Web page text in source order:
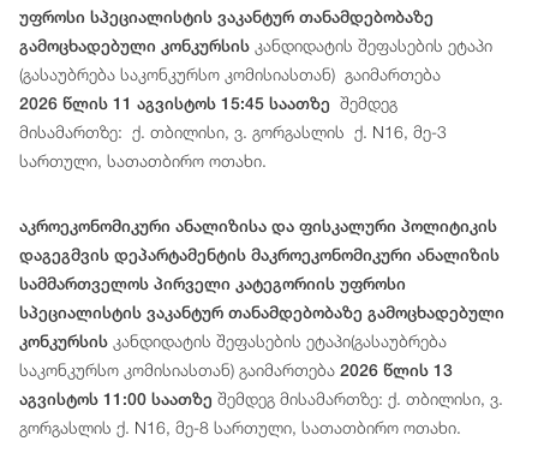
უფროსი სპეციალისტის ვაკანტურ თანამდებობაზე
გამოცხადებული კონკურსის კანდიდატის შეფასების ეტაპი
(გასაუბრება საკონკურსო კომისიასთან) გაიმართება
2026 წლის 11 აგვისტოს 15:45 საათზე შემდეგ
მისამართზე: ქ. თბილისი, ვ. გორგასლის ქ. N16, მე-3
სართული, სათათბირო ოთახი.
აკროეკონომიკური ანალიზისა და ფისკალური პოლიტიკის
დაგეგმვის დეპარტამენტის მაკროეკონომიკური ანალიზის
სამმართველოს პირველი კატეგორიის უფროსი
სპეციალისტის ვაკანტურ თანამდებობაზე გამოცხადებული
კონკურსის კანდიდატის შეფასების ეტაპი(გასაუბრება
საკონკურსო კომისიასთან) გაიმართება 2026 წლის 13
აგვისტოს 11:00 საათზე შემდეგ მისამართზე: ქ. თბილისი, ვ.
გორგასლის ქ. N16, მე-8 სართული, სათათბირო ოთახი.